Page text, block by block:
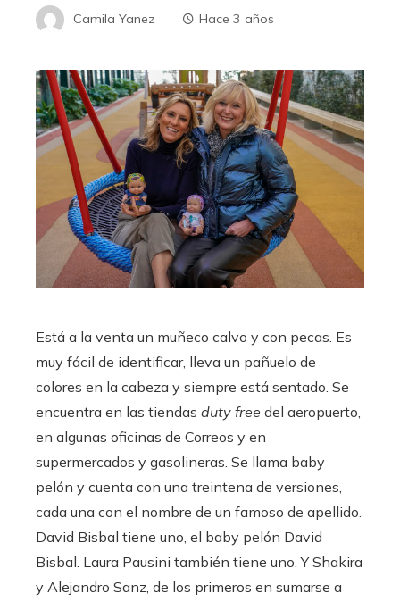
Camila Yanez Hace 3 años
Está a la venta un muñeco calvo y con pecas. Es
muy fácil de identificar, lleva un pañuelo de
colores en la cabeza y siempre está sentado. Se
encuentra en las tiendas duty free del aeropuerto,
en algunas oficinas de Correos y en
supermercados y gasolineras. Se llama baby
pelón y cuenta con una treintena de versiones,
cada una con el nombre de un famoso de apellido.
David Bisbal tiene uno, el baby pelón David
Bisbal. Laura Pausini también tiene uno. Y Shakira
y Alejandro Sanz, de los primeros en sumarse a